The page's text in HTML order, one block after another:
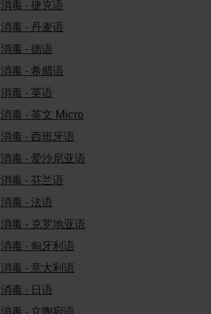
消毒 - 捷克语
消毒 - 丹麦语
消毒 - 德语
消毒 - 希腊语
消毒 - 英语
消毒 - 英文 Micro
消毒 - 西班牙语
消毒 - 爱沙尼亚语
消毒 - 芬兰语
消毒 - 法语
消毒 - 克罗地亚语
消毒 - 匈牙利语
消毒 - 意大利语
消毒 - 日语